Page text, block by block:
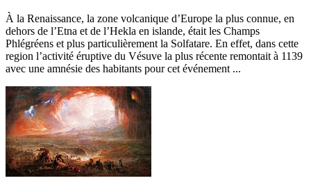
À la Renaissance, la zone volcanique d’Europe la plus connue, en
dehors de l’Etna et de l’Hekla en islande, était les Champs
Phlégréens et plus particulièrement la Solfatare. En effet, dans cette
region l’activité éruptive du Vésuve la plus récente remontait à 1139
avec une amnésie des habitants pour cet événement ...